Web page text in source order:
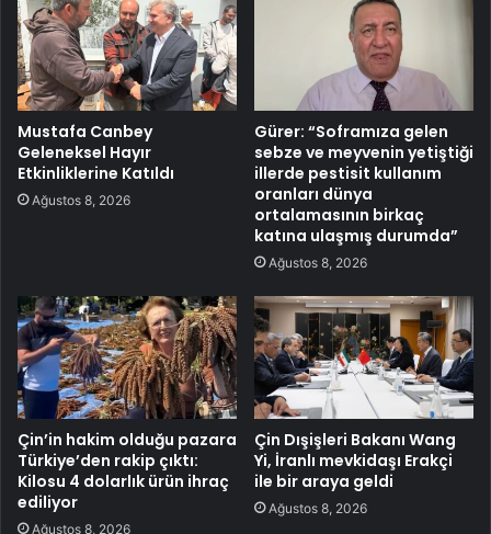
Mustafa Canbey
Geleneksel Hayır
Etkinliklerine Katıldı
Ağustos 8, 2026
Gürer: “Soframıza gelen
sebze ve meyvenin yetiştiği
illerde pestisit kullanım
oranları dünya
ortalamasının birkaç
katına ulaşmış durumda”
Ağustos 8, 2026
Çin’in hakim olduğu pazara
Türkiye’den rakip çıktı:
Kilosu 4 dolarlık ürün ihraç
ediliyor
Ağustos 8, 2026
Çin Dışişleri Bakanı Wang
Yi, İranlı mevkidaşı Erakçi
ile bir araya geldi
Ağustos 8, 2026